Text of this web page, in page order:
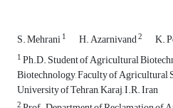
S. Mehrani1 H. Azarnivand2 K.
1Ph.D. Student of Agricultural
Biotechnology, Faculty of Agricultural
University of Tehran, Karaj, I.R. Iran